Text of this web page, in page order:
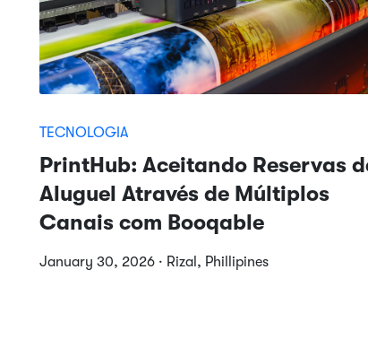
TECNOLOGIA
PrintHub: Aceitando Reservas
Aluguel Através de Múltiplos
Canais com Booqable
January 30, 2026 · Rizal, Phillipines